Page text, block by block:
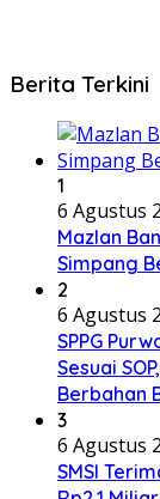
Berita Terkini
1
6 Agustus
Mazlan
Simpang
2
6 Agustus
SPPG
Sesuai
Berbahan
3
6 Agustus
SMSI